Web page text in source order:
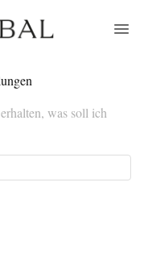
was soll ich